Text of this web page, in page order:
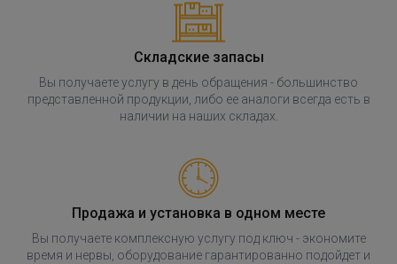
Складские запасы
Вы получаете услугу в день обращения - большинство
представленной продукции, либо ее аналоги всегда есть в
наличии на наших складах.
Продажа и установка в одном месте
Вы получаете комплексную услугу под ключ - экономите
время и нервы, оборудование гарантированно подойдет и